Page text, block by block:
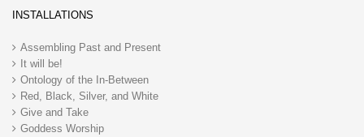
INSTALLATIONS
Assembling Past and Present
It will be!
Ontology of the In-Between
Red, Black, Silver, and White
Give and Take
Goddess Worship